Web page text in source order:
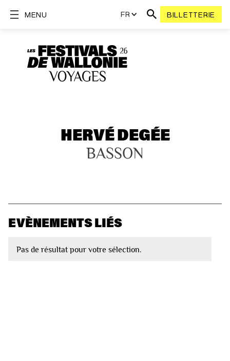
FR BILLETTERIE
MENU
HERVÉ DEGÉE
BASSON
EVÈNEMENTS LIÉS
Pas de résultat pour votre sélection.